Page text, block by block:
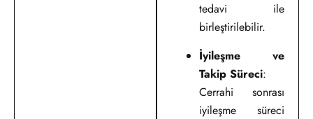
tedavi ile
birleştirilebilir.
İyileşme ve
Takip Süreci:
Cerrahi sonrası
iyileşme süreci